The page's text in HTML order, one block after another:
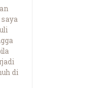
di